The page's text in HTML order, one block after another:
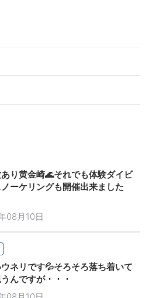
り黄金崎🌊それでも体験ダイビ
ーケリングも開催出来ました
08月10日
ネリです💦そろそろ落ち着いて
んですが・・・